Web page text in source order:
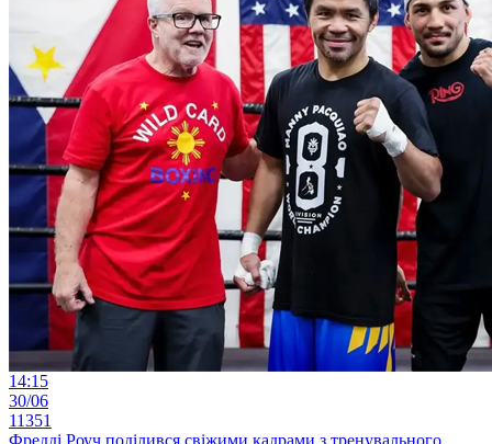
14:15
30/06
11351